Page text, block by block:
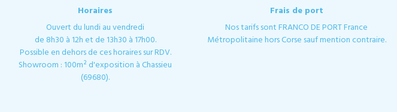
Horaires
Ouvert du lundi au vendredi
de 8h30 à 12h et de 13h30 à 17h00.
Possible en dehors de ces horaires sur RDV.
Showroom : 100m² d'exposition à Chassieu
(69680).
Frais de port
Nos tarifs sont FRANCO DE PORT France
Métropolitaine hors Corse sauf mention contraire.